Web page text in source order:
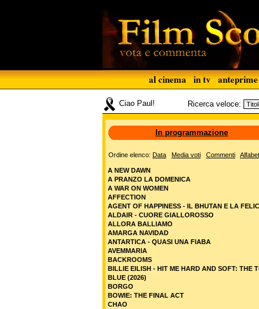
al cinema in tv anteprime
Ciao Paul! Ricerca veloce:
In programmazione
Ordine elenco: Data Media voti Commenti
A NEW DAWN
A PRANZO LA DOMENICA
A WAR ON WOMEN
AFFECTION
AGENT OF HAPPINESS - IL BHUTAN E LA
ALDAIR - CUORE GIALLOROSSO
ALLORA BALLIAMO
AMARGA NAVIDAD
ANTARTICA - QUASI UNA FIABA
AVEMMARIA
BACKROOMS
BILLIE EILISH - HIT ME HARD AND SOFT: THE
BLUE (2026)
BORGO
BOWIE: THE FINAL ACT
CHAO